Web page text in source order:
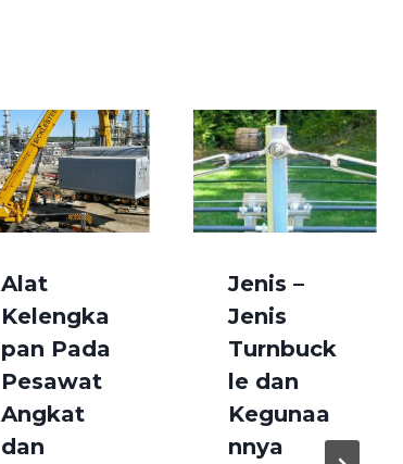
Alat
Kelengka
pan Pada
Pesawat
Angkat
dan
Jenis –
Jenis
Turnbuck
le dan
Kegunaa
nnya